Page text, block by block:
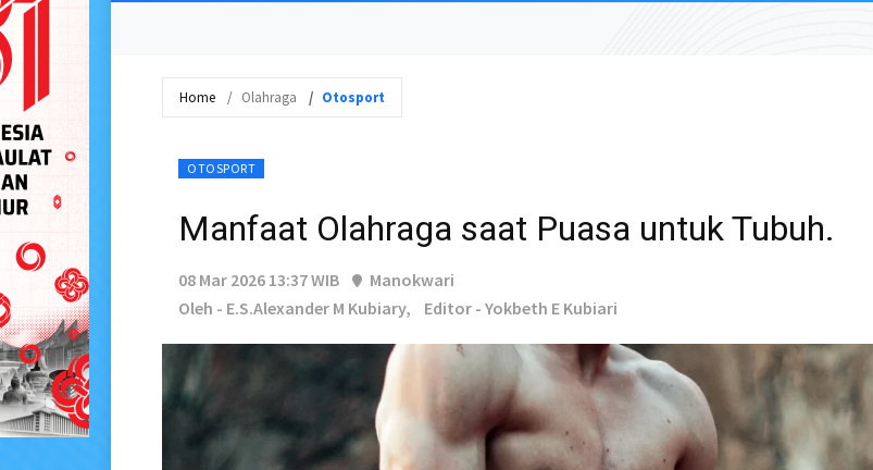
Home Olahraga Otosport
OTOSPORT
Manfaat Olahraga saat Puasa untuk Tubuh.
08 Mar 2026 13:37 WIB
Manokwari
Oleh - E.S.Alexander M Kubiary,
Editor - Yokbeth E Kubiari